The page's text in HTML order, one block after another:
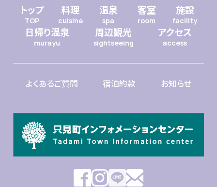
トップ
TOP
料理
cuisine
温泉
spa
客室
room
施設
facility
日帰り温泉
murayu
周辺観光
sightseeing
アクセス
access
よくあるご質問 宿泊約款 お知らせ